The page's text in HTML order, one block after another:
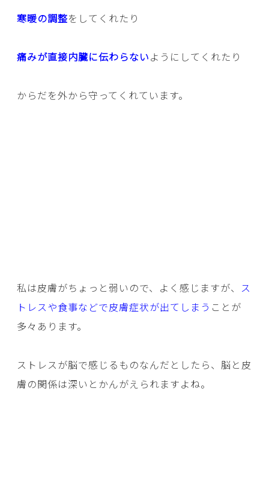
寒暖の調整をしてくれたり
痛みが直接内臓に伝わらないようにしてくれたり
からだを外から守ってくれています。
私は皮膚がちょっと弱いので、よく感じますが、 ス
トレスや食事などで皮膚症状が出てしまう ことが
多々あります。
ストレスが脳で感じるものなんだとしたら、脳と皮
膚の関係は深いとかんがえられますよね。